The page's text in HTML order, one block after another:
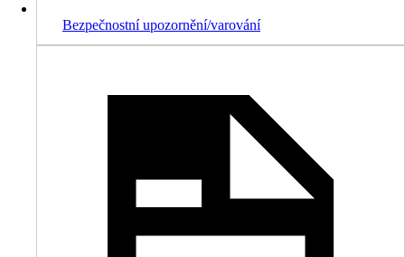
Bezpečnostní upozornění/varování